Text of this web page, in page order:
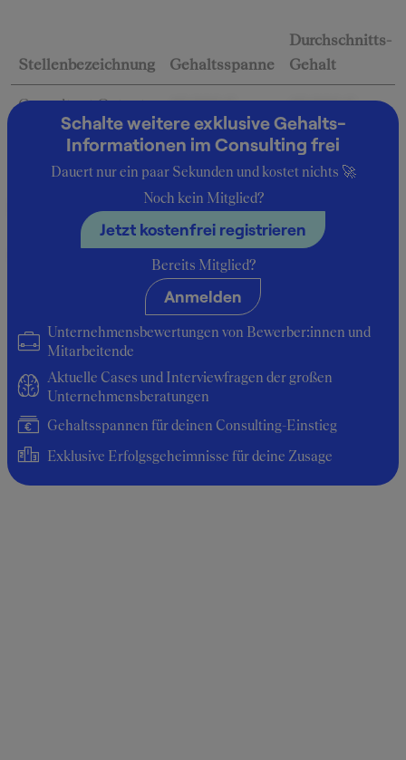
Stellenbezeichnung Gehaltsspanne
Durchschnitts-
Gehalt
Consultant Output
Management
42.000 € -
42.000 €
42.000 €
Insider-Berichte zum Gehalt bei
Consultant Output Management
Durchschnittsgehalt: 42.000 €
Schalte weitere exklusive Gehalts-
Informationen im Consulting frei
Dauert nur ein paar Sekunden und kostet nichts 🚀
Noch kein Mitglied?
Jetzt kostenfrei registrieren
Bereits Mitglied?
Anmelden
Unternehmensbewertungen von Bewerber:innen und
Mitarbeitende
Aktuelle Cases und Interviewfragen der großen
Unternehmensberatungen
Gehaltsspannen für deinen Consulting-Einstieg
Exklusive Erfolgsgeheimnisse für deine Zusage